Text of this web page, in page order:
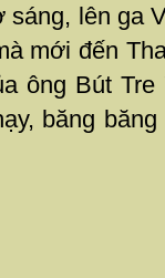
lên ga
mới đến
ông Bút
băng